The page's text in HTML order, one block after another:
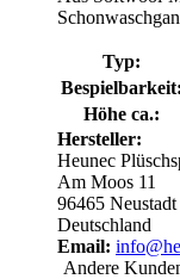
Typ:
Bespielbarkeit:
Höhe ca.:
Hersteller:
Heunec
Am Moos 11
96465
Deutschland
Email:
Andere